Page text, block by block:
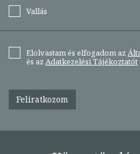
Vallás
Elolvastam és elfogadom az
és az Adatkezelési Tájékoztatót
Feliratkozom